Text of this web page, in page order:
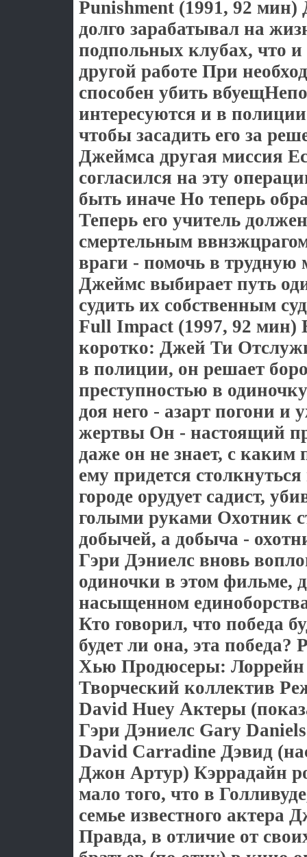
Punishment (1991, 92
долго зарабатывал на
подпольных клубах, что
другой работе При
способен убить
интересуются и в
чтобы засадить его за
Джеймса другая миссия
согласился на эту
быть иначе Но теперь
Теперь его учитель
смертельным
враги - помочь в трудную
Джеймс выбирает путь
судить их собственным
Full Impact (1997, 92 мин)
коротко: Джей Ти
в полиции, он решает
преступностью в
доя него - азарт погони и
жертвы Он - настоящий
даже он не знает, с каким
ему придется
городе орудует садист,
голыми руками Охотник
добычей, а добыча -
Гэри Дэниелс вновь
одиночки в этом фильме,
насыщенном
Кто говорил, что победа
будет ли она, эта победа?
Хью Продюсеры:
Творческий коллектив
David Huey Актеры
Гэри Дэниелс Gary
David Carradine Дэвид
Джон Артур) Кэррадайн
мало того, что в
семье известного актера
Правда, в отличие от